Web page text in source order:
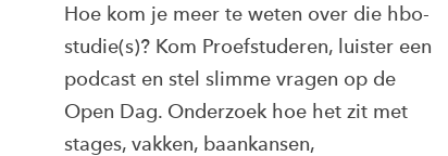
Hoe kom je meer te weten over die hbo-
studie(s)? Kom Proefstuderen, luister een
podcast en stel slimme vragen op de
Open Dag. Onderzoek hoe het zit met
stages, vakken, baankansen,